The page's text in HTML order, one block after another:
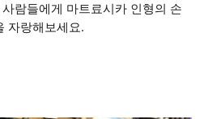
람들에게 마트료시카 인형의 손
자랑해보세요.